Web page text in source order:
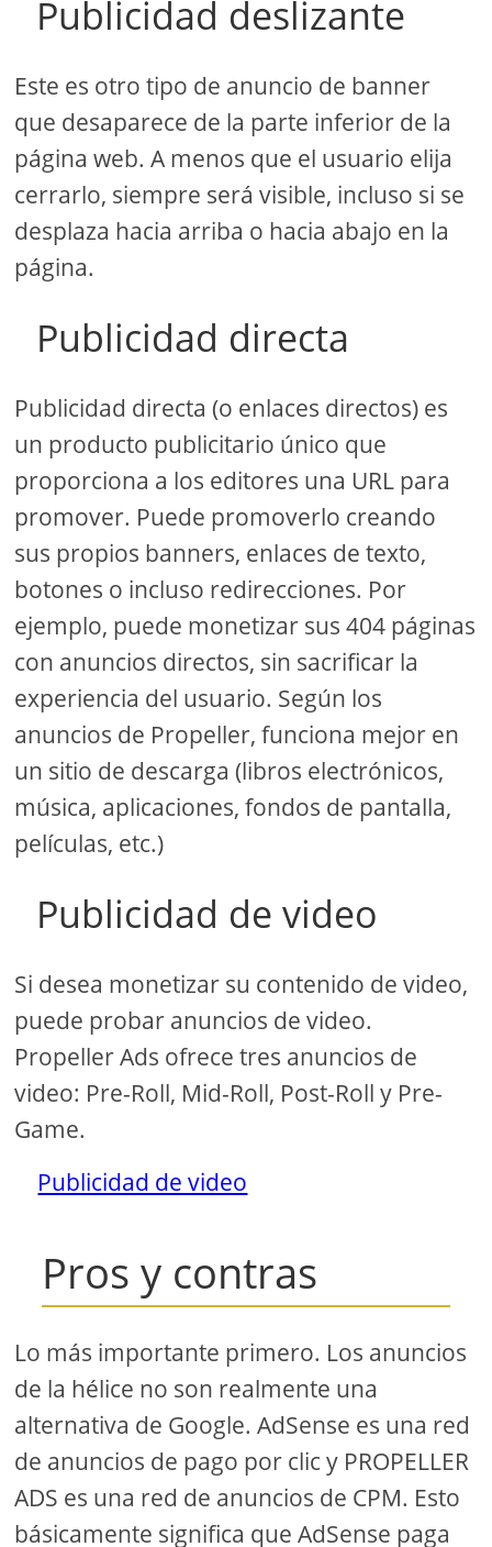
Publicidad deslizante
Este es otro tipo de anuncio de banner
que desaparece de la parte inferior de la
página web. A menos que el usuario elija
cerrarlo, siempre será visible, incluso si se
desplaza hacia arriba o hacia abajo en la
página.
Publicidad directa
Publicidad directa (o enlaces directos) es
un producto publicitario único que
proporciona a los editores una URL para
promover. Puede promoverlo creando
sus propios banners, enlaces de texto,
botones o incluso redirecciones. Por
ejemplo, puede monetizar sus 404 páginas
con anuncios directos, sin sacrificar la
experiencia del usuario. Según los
anuncios de Propeller, funciona mejor en
un sitio de descarga (libros electrónicos,
música, aplicaciones, fondos de pantalla,
películas, etc.)
Publicidad de video
Si desea monetizar su contenido de video,
puede probar anuncios de video.
Propeller Ads ofrece tres anuncios de
video: Pre-Roll, Mid-Roll, Post-Roll y Pre-
Game.
Publicidad de video
Pros y contras
Lo más importante primero. Los anuncios
de la hélice no son realmente una
alternativa de Google. AdSense es una red
de anuncios de pago por clic y PROPELLER
ADS es una red de anuncios de CPM. Esto
básicamente significa que AdSense paga